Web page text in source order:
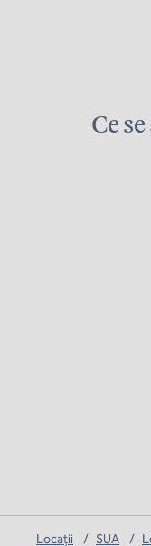
Ce
Locații / SUA /